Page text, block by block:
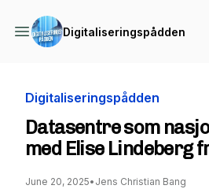
Digitaliseringspådden
Digitaliseringspådden
Datasentre som
med Elise Lindeberg
June 20, 2025• Jens Christian Bang